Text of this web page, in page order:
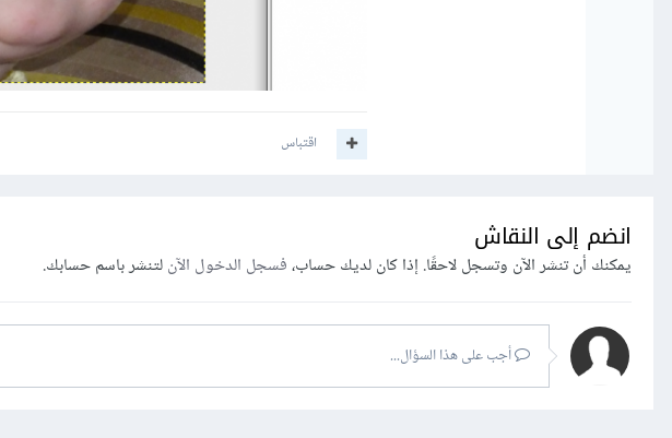
اقتباس
انضم إلى النقاش
يمكنك أن تنشر الآن وتسجل لاحقًا. إذا كان لديك حساب،فسجل الدخول الآنلتنشر باسم حسابك.
أجب على هذا السؤال...